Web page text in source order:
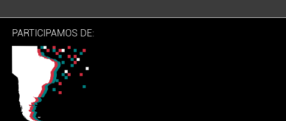
PARTICIPAMOS DE: